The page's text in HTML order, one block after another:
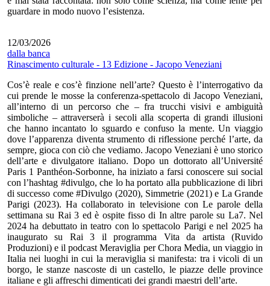
guardare in modo nuovo l’esistenza.
12/03/2026
dalla banca
Rinascimento culturale - 13 Edizione - Jacopo Veneziani
Cos’è reale e cos’è finzione nell’arte? Questo è l’interrogativo da
cui prende le mosse la conferenza-spettacolo di Jacopo Veneziani,
all’interno di un percorso che – fra trucchi visivi e ambiguità
simboliche – attraverserà i secoli alla scoperta di grandi illusioni
che hanno incantato lo sguardo e confuso la mente. Un viaggio
dove l’apparenza diventa strumento di riflessione perché l’arte, da
sempre, gioca con ciò che vediamo. Jacopo Veneziani è uno storico
dell’arte e divulgatore italiano. Dopo un dottorato all’Université
Paris 1 Panthéon-Sorbonne, ha iniziato a farsi conoscere sui social
con l’hashtag #divulgo, che lo ha portato alla pubblicazione di libri
di successo come #Divulgo (2020), Simmetrie (2021) e La Grande
Parigi (2023). Ha collaborato in televisione con Le parole della
settimana su Rai 3 ed è ospite fisso di In altre parole su La7. Nel
2024 ha debuttato in teatro con lo spettacolo Parigi e nel 2025 ha
inaugurato su Rai 3 il programma Vita da artista (Ruvido
Produzioni) e il podcast Meraviglia per Chora Media, un viaggio in
Italia nei luoghi in cui la meraviglia si manifesta: tra i vicoli di un
borgo, le stanze nascoste di un castello, le piazze delle province
italiane e gli affreschi dimenticati dei grandi maestri dell’arte.